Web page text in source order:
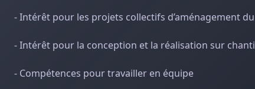
- Intérêt pour les projets collectifs d’aménagement
- Intérêt pour la conception et la réalisation sur
- Compétences pour travailler en équipe